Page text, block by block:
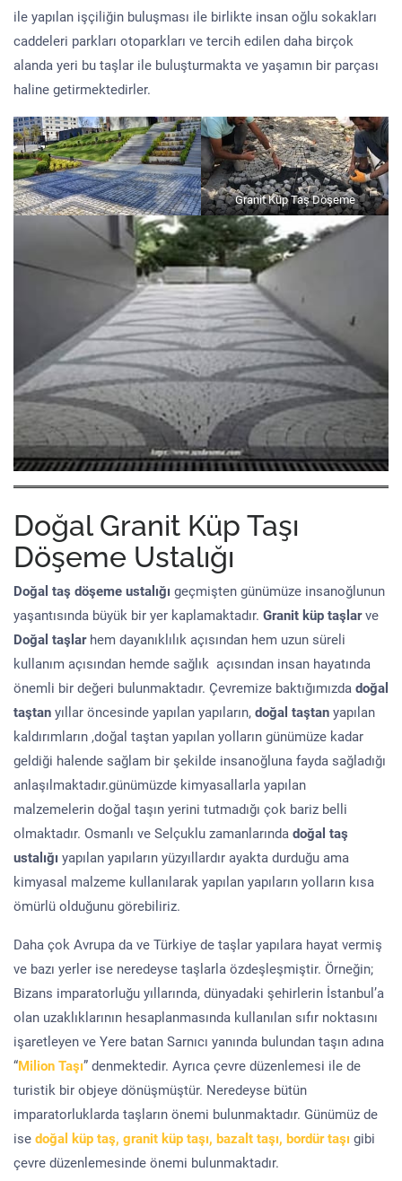
ile yapılan işçiliğin buluşması ile birlikte insan oğlu sokakları
caddeleri parkları otoparkları ve tercih edilen daha birçok
alanda yeri bu taşlar ile buluşturmakta ve yaşamın bir parçası
haline getirmektedirler.
Granit Küp Taş Döşeme
Doğal Granit Küp Taşı
Döşeme Ustalığı
Doğal taş döşeme ustalığı geçmişten günümüze insanoğlunun
yaşantısında büyük bir yer kaplamaktadır. Granit küp taşlarve
Doğal taşlar hem dayanıklılık açısından hem uzun süreli
kullanım açısından hemde sağlık açısından insan hayatında
önemli bir değeri bulunmaktadır. Çevremize baktığımızda doğal
taştan yıllar öncesinde yapılan yapıların, doğal taştan yapılan
kaldırımların ,doğal taştan yapılan yolların günümüze kadar
geldiği halende sağlam bir şekilde insanoğluna fayda sağladığı
anlaşılmaktadır.günümüzde kimyasallarla yapılan
malzemelerin doğal taşın yerini tutmadığı çok bariz belli
olmaktadır. Osmanlı ve Selçuklu zamanlarında doğal taş
ustalığı yapılan yapıların yüzyıllardır ayakta durduğu ama
kimyasal malzeme kullanılarak yapılan yapıların yolların kısa
ömürlü olduğunu görebiliriz.
Daha çok Avrupa da ve Türkiye de taşlar yapılara hayat vermiş
ve bazı yerler ise neredeyse taşlarla özdeşleşmiştir. Örneğin;
Bizans imparatorluğu yıllarında, dünyadaki şehirlerin İstanbul’a
olan uzaklıklarının hesaplanmasında kullanılan sıfır noktasını
işaretleyen ve Yere batan Sarnıcı yanında bulundan taşın adına
“Milion Taşı” denmektedir. Ayrıca çevre düzenlemesi ile de
turistik bir objeye dönüşmüştür. Neredeyse bütün
imparatorluklarda taşların önemi bulunmaktadır. Günümüz de
ise doğal küp taş, granit küp taşı, bazalt taşı, bordür taşı gibi
çevre düzenlemesinde önemi bulunmaktadır.